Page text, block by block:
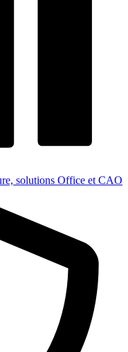
solutions Office et CAO